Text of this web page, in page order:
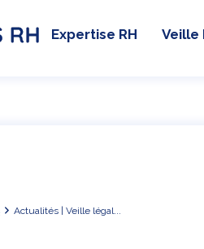
Expertise RH Veille
Actualités | Veille légal...